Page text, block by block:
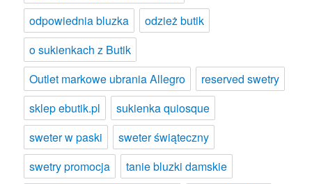
odpowiednia bluzka
odzież butik
o sukienkach z Butik
Outlet markowe ubrania Allegro
reserved swetry
sklep ebutik.pl
sukienka quiosque
sweter w paski
sweter świąteczny
swetry promocja
tanie bluzki damskie